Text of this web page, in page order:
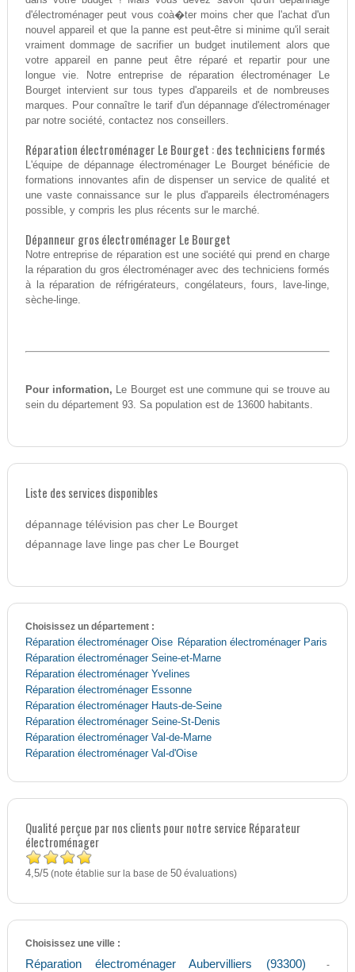
d'électroménager peut vous coà�ter moins cher que l'achat d'un
nouvel appareil et que la panne est peut-être si minime qu'il serait
vraiment dommage de sacrifier un budget inutilement alors que
votre appareil en panne peut être réparé et repartir pour une
longue vie. Notre entreprise de réparation électroménager Le
Bourget intervient sur tous types d'appareils et de nombreuses
marques. Pour connaître le tarif d'un dépannage d'électroménager
par notre société, contactez nos conseillers.
Réparation électroménager Le Bourget : des techniciens formés
L'équipe de dépannage électroménager Le Bourget bénéficie de
formations innovantes afin de dispenser un service de qualité et
une vaste connaissance sur le plus d'appareils électroménagers
possible, y compris les plus récents sur le marché.
Dépanneur gros électroménager Le Bourget
Notre entreprise de réparation est une société qui prend en charge
la réparation du gros électroménager avec des techniciens formés
à la réparation de réfrigérateurs, congélateurs, fours, lave-linge,
sèche-linge.
Pour information, Le Bourget est une commune qui se trouve au
sein du département 93. Sa population est de 13600 habitants.
Liste des services disponibles
dépannage télévision pas cher Le Bourget
dépannage lave linge pas cher Le Bourget
Choisissez un département :
Réparation électroménager Oise Réparation électroménager Paris
Réparation électroménager Seine-et-Marne
Réparation électroménager Yvelines
Réparation électroménager Essonne
Réparation électroménager Hauts-de-Seine
Réparation électroménager Seine-St-Denis
Réparation électroménager Val-de-Marne
Réparation électroménager Val-d'Oise
Qualité perçue par nos clients pour notre service Réparateur
électroménager
4,5/5(note établie sur la base de 50évaluations)
Choisissez une ville :
Réparation électroménager Aubervilliers (93300) -